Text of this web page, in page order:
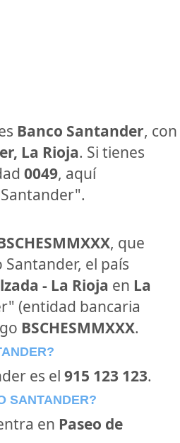
Banco Santander, con
La Rioja. Si tienes
0049, aquí
, que
el país
- La Rioja en La
(entidad bancaria
BSCHESMMXXX.
es el 915 123 123.
SANTANDER?
en Paseo de